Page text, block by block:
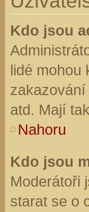
Kdo jsou
lidé mohou
atd. Mají
Nahoru
Kdo jsou
Moderátoři
starat se o